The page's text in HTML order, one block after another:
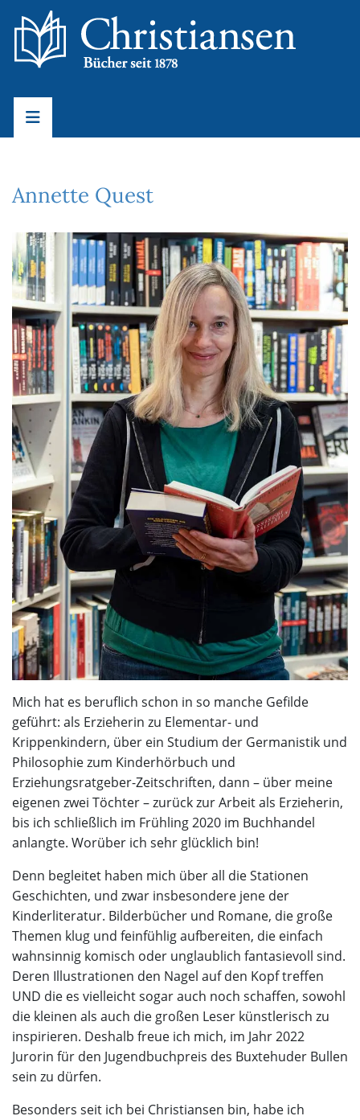
Annette Quest
Mich hat es beruflich schon in so manche Gefilde
geführt: als Erzieherin zu Elementar- und
Krippenkindern, über ein Studium der Germanistik und
Philosophie zum Kinderhörbuch und
Erziehungsratgeber-Zeitschriften, dann – über meine
eigenen zwei Töchter – zurück zur Arbeit als Erzieherin,
bis ich schließlich im Frühling 2020 im Buchhandel
anlangte. Worüber ich sehr glücklich bin!
Denn begleitet haben mich über all die Stationen
Geschichten, und zwar insbesondere jene der
Kinderliteratur. Bilderbücher und Romane, die große
Themen klug und feinfühlig aufbereiten, die einfach
wahnsinnig komisch oder unglaublich fantasievoll sind.
Deren Illustrationen den Nagel auf den Kopf treffen
UND die es vielleicht sogar auch noch schaffen, sowohl
die kleinen als auch die großen Leser künstlerisch zu
inspirieren. Deshalb freue ich mich, im Jahr 2022
Jurorin für den Jugendbuchpreis des Buxtehuder Bullen
sein zu dürfen.
Besonders seit ich bei Christiansen bin, habe ich